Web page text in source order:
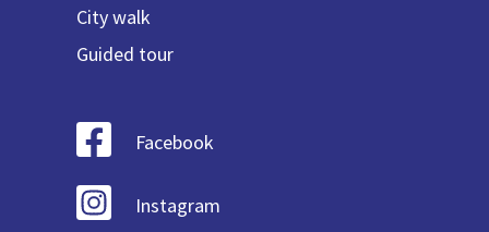
City walk
Guided tour
Facebook
Instagram